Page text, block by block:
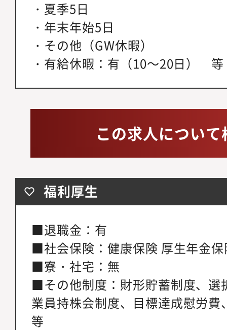
・夏季5日
・年末年始5日
・その他（GW休暇）
・有給休暇：有（10～20日） 等
この求人につい
福利厚生
■退職金：有
■社会保険：健康保険 厚生年金
■寮・社宅：無
■その他制度：財形貯蓄制度、選
業員持株会制度、目標達成慰労
等